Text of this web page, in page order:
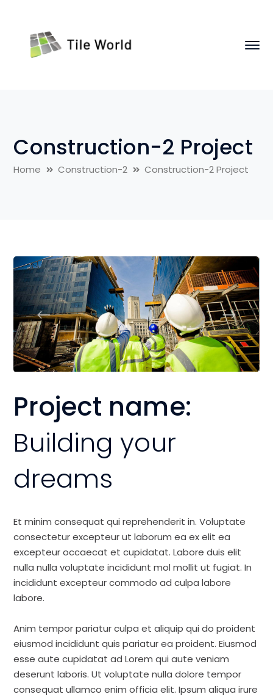
Construction-2 Project
Home Construction-2 Construction-2 Project
Project name:
Building your
dreams
Et minim consequat qui reprehenderit in. Voluptate
consectetur excepteur ut laborum ea ex elit ea
excepteur occaecat et cupidatat. Labore duis elit
nulla nulla voluptate incididunt mol mollit ut fugiat. In
incididunt excepteur commodo ad culpa labore
labore.
Anim tempor pariatur culpa et aliquip qui do proident
eiusmod incididunt quis pariatur ea proident. Eiusmod
esse aute cupidatat ad Lorem qui aute veniam
deserunt laboris. Ut voluptate nulla dolore tempor
consequat ullamco enim officia elit. Ipsum aliqua irure